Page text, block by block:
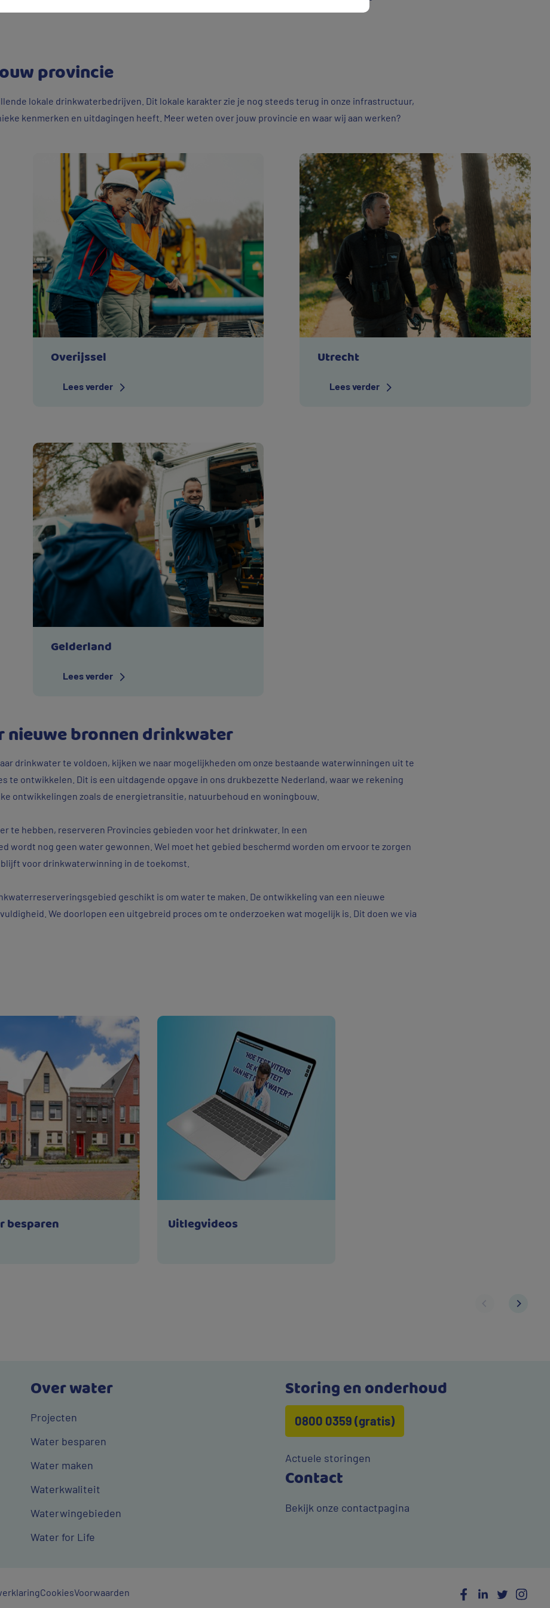
provincie
lokale drinkwaterbedrijven. Dit lokale karakter zie je nog steeds terug in onze infrastructuur,
kenmerken en uitdagingen heeft. Meer weten over jouw provincie en waar wij aan werken?
Overijssel
Lees verder
Utrecht
Lees verder
Gelderland
Lees verder
nieuwe bronnen drinkwater
drinkwater te voldoen, kijken we naar mogelijkheden om onze bestaande waterwinningen uit te
te ontwikkelen. Dit is een uitdagende opgave in ons drukbezette Nederland, waar we rekening
ontwikkelingen zoals de energietransitie, natuurbehoud en woningbouw.
te hebben, reserveren Provincies gebieden voor het drinkwater. In een
wordt nog geen water gewonnen. Wel moet het gebied beschermd worden om ervoor te zorgen
voor drinkwaterwinning in de toekomst.
geschikt is om water te maken. De ontwikkeling van een nieuwe
We doorlopen een uitgebreid proces om te onderzoeken wat mogelijk is. Dit doen we via
besparen Uitlegvideos
Over water
Projecten
Water besparen
Water maken
Waterkwaliteit
Waterwingebieden
Water for Life
Storing en onderhoud
0800 0359 (gratis)
Actuele storingen
Contact
Bekijk onze contactpagina
CookiesVoorwaarden Facebook
LinkedInTwitter